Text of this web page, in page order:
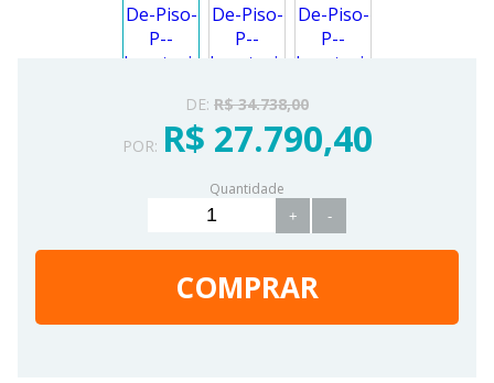
DE: R$ 34.738,00
POR: R$ 27.790,40
Quantidade
+ -
COMPRAR